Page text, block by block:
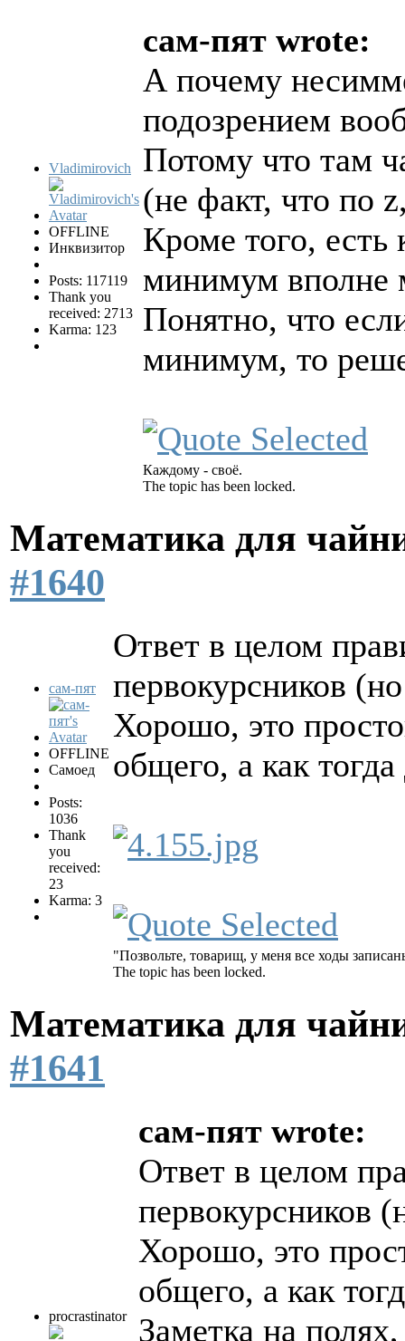
Vladimirovich
OFFLINE
Инквизитор
Posts: 117119
Thank you
received: 2713
Karma: 123
сам-пят wrote:
А почему
подозрением
Потому что там
(не факт, что по
Кроме того,
минимум вполне
Понятно, что
минимум, то
Каждому - своё.
The topic has been locked.
Математика для
#1640
сам-пят
OFFLINE
Самоед
Posts:
1036
Thank
you
received:
23
Karma: 3
Ответ в целом
первокурсников
Хорошо, это
общего, а как
"Позвольте, товарищ, у меня все ходы
The topic has been locked.
Математика для
#1641
procrastinator
сам-пят wrote:
Ответ в целом
первокурсников
Хорошо, это
общего, а как
Заметка на